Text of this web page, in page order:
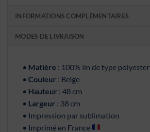
INFORMATIONS COMPLÉMENTAIRES
MODES DE LIVRAISON
• Matière : 100% lin de type polyester
• Couleur : Beige
• Hauteur : 48 cm
• Largeur : 38 cm
• Impression par sublimation
• Imprimé en France